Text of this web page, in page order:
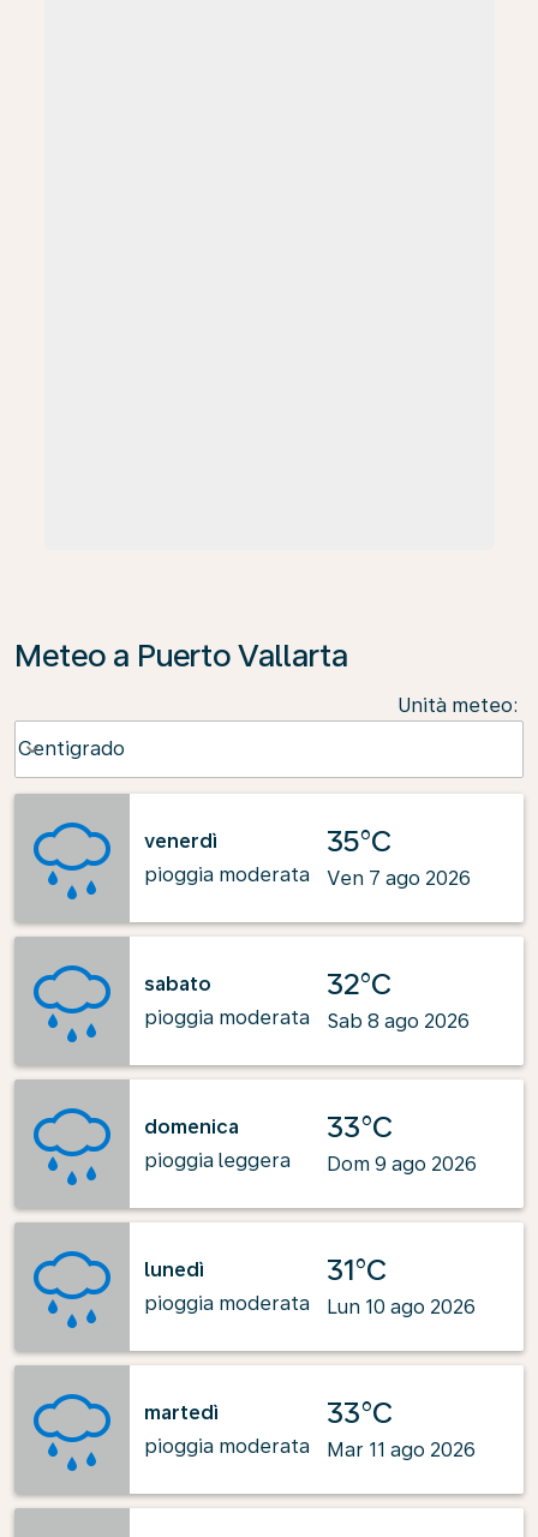
Meteo a Puerto Vallarta
Unità meteo:
Centigrado
keyboard_arrow_down
venerdì
pioggia moderata
35°C
Ven 7 ago 2026
sabato
pioggia moderata
32°C
Sab 8 ago 2026
domenica
pioggia leggera
33°C
Dom 9 ago 2026
lunedì
pioggia moderata
31°C
Lun 10 ago 2026
martedì
pioggia moderata
33°C
Mar 11 ago 2026